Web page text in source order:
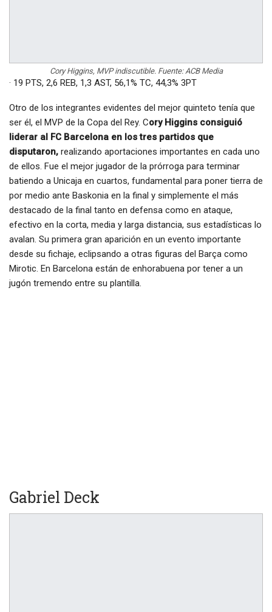
Cory Higgins, MVP indiscutible. Fuente: ACB Media
· 19 PTS, 2,6 REB, 1,3 AST, 56,1% TC, 44,3% 3PT
Otro de los integrantes evidentes del mejor quinteto tenía que
ser él, el MVP de la Copa del Rey. Cory Higgins consiguió
liderar al FC Barcelona en los tres partidos que
disputaron, realizando aportaciones importantes en cada uno
de ellos. Fue el mejor jugador de la prórroga para terminar
batiendo a Unicaja en cuartos, fundamental para poner tierra de
por medio ante Baskonia en la final y simplemente el más
destacado de la final tanto en defensa como en ataque,
efectivo en la corta, media y larga distancia, sus estadísticas lo
avalan. Su primera gran aparición en un evento importante
desde su fichaje, eclipsando a otras figuras del Barça como
Mirotic. En Barcelona están de enhorabuena por tener a un
jugón tremendo entre su plantilla.
Gabriel Deck